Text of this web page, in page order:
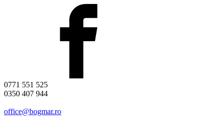
0771 551 525
0350 407 944
office@bogmar.ro